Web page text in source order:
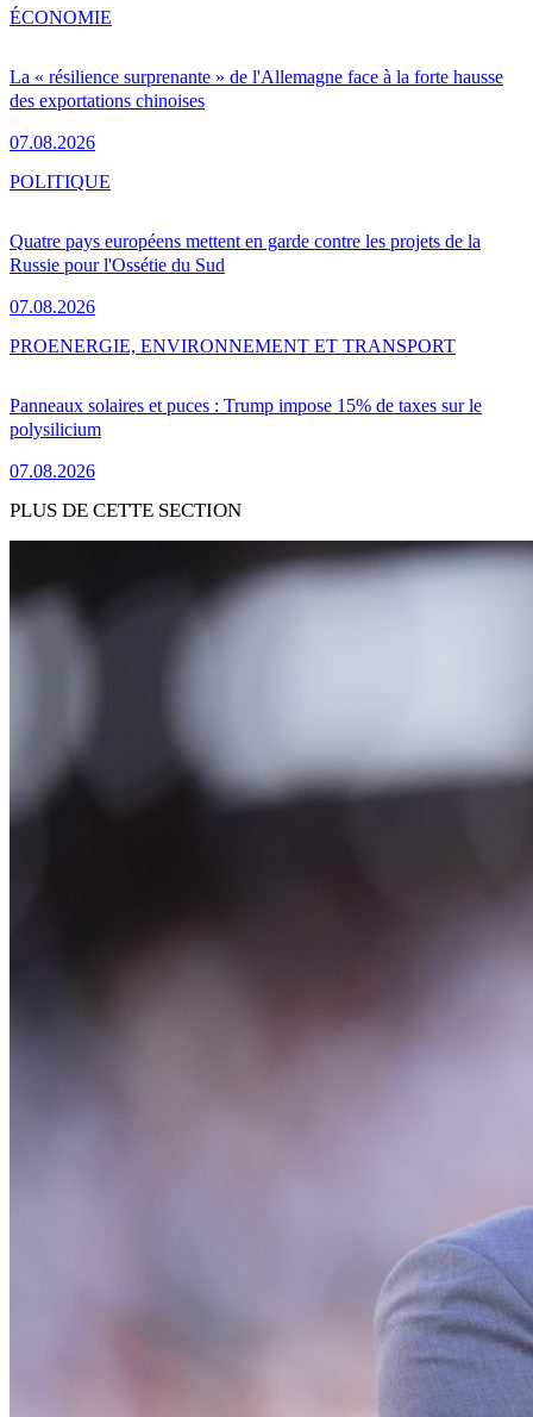
La « résilience surprenante » de l'Allemagne face à la forte hausse
des exportations chinoises
07.08.2026
ÉCONOMIE
Quatre pays européens mettent en garde contre les projets de la
Russie pour l'Ossétie du Sud
07.08.2026
POLITIQUE
Panneaux solaires et puces : Trump impose 15% de taxes sur le
polysilicium
07.08.2026
PROENERGIE, ENVIRONNEMENT ET TRANSPORT
PLUS DE CETTE SECTION